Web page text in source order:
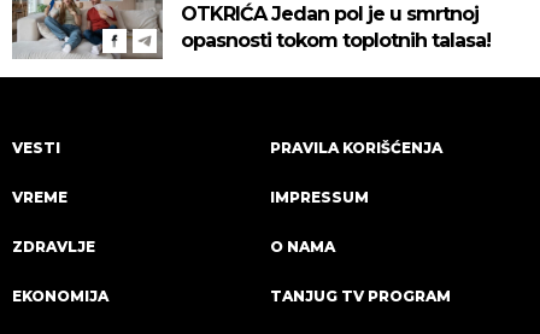
OTKRIĆA Jedan pol je u smrtnoj
opasnosti tokom toplotnih talasa!
VESTI
VREME
ZDRAVLJE
EKONOMIJA
PRAVILA KORIŠĆENJA
IMPRESSUM
O NAMA
TANJUG TV PROGRAM